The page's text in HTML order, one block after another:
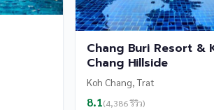
Chang Buri Resort &
Chang Hillside
Koh Chang, Trat
8.1(4,386 รีวิว)